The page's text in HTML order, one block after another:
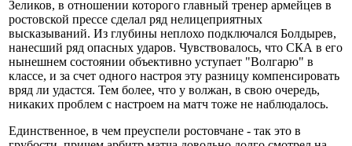
Зеликов, в отношении которого главный тренер армейцев в
ростовской прессе сделал ряд нелицеприятных
высказываний. Из глубины неплохо подключался Болдырев,
нанесший ряд опасных ударов. Чувствовалось, что СКА в его
нынешнем состоянии объективно уступает "Волгарю" в
классе, и за счет одного настроя эту разницу компенсировать
вряд ли удастся. Тем более, что у волжан, в свою очередь,
никаких проблем с настроем на матч тоже не наблюдалось.
Единственное, в чем преуспели ростовчане - так это в